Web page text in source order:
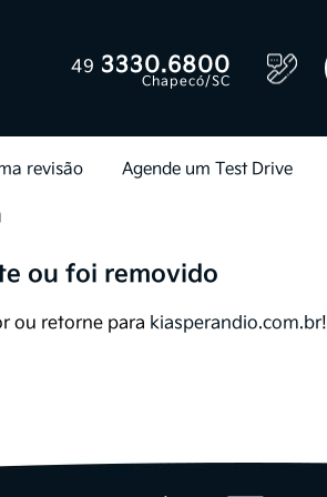
49 3330.6800
Chapecó/SC
revisão Agende um Test Drive
ou foi removido
ou retorne para kiasperandio.com.br!